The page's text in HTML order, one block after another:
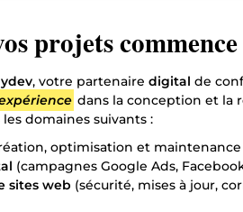
projets
, votre partenaire digital de
dans la conception et la
domaines suivants :
optimisation et
(campagnes Google Ads,
sites web (sécurité, mises à jour,